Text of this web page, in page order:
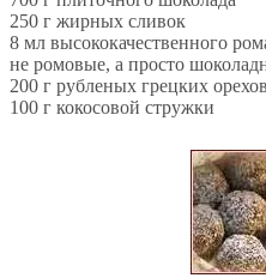
250 г жирных сливок
8 мл высококачественного
не ромовые, а просто
200 г рубленых грецких орехов
100 г кокосовой стружки